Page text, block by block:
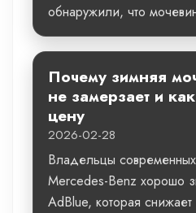
обнаружили, что
Почему зимняя
не замерзает и
цену
2026-02-28
Владельцы
Mercedes-Benz хорошо
AdBlue, которая